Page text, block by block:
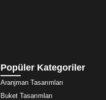
Popüler Kategoriler
Aranjman Tasarımları
Buket Tasarımları